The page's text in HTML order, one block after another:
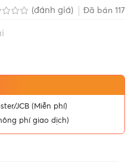
(đánh giá) Đã bán 117
JCB (Miễn phí)
phí giao dịch)